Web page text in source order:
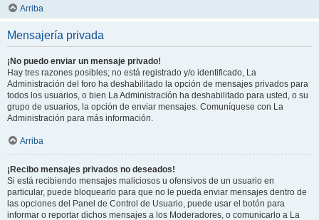
Arriba
Mensajería privada
¡No puedo enviar un mensaje privado!
Hay tres razones posibles; no está registrado y/o identificado, La
Administración del foro ha deshabilitado la opción de mensajes privados para
todos los usuarios, o bien La Administración ha deshabilitado para usted, o su
grupo de usuarios, la opción de enviar mensajes. Comuníquese con La
Administración para más información.
Arriba
¡Recibo mensajes privados no deseados!
Si está recibiendo mensajes maliciosos u ofensivos de un usuario en
particular, puede bloquearlo para que no le pueda enviar mensajes dentro de
las opciones del Panel de Control de Usuario, puede usar el botón para
informar o reportar dichos mensajes a los Moderadores, o comunicarlo a La